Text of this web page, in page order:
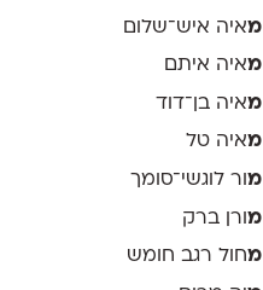
מאיה איש־שלום
מאיה איתם
מאיה בן־דוד
מאיה טל
מ ור לוגשי־סומך
מורן ברק
מחול רגב חומש